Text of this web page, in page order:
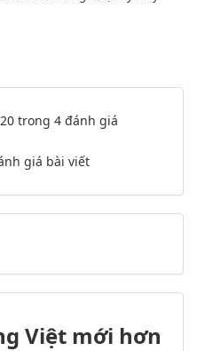
trong 4 đánh giá
giá bài viết
Việt mới hơn